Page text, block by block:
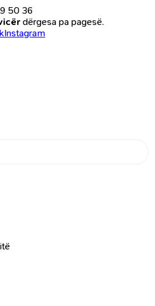
50 36
dërgesa pa pagesë.
Instagram